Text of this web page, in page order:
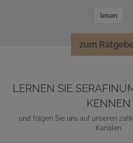
lesen
zum
LERNEN SIE
KENNEN
und folgen Sie uns auf unseren
Kanälen